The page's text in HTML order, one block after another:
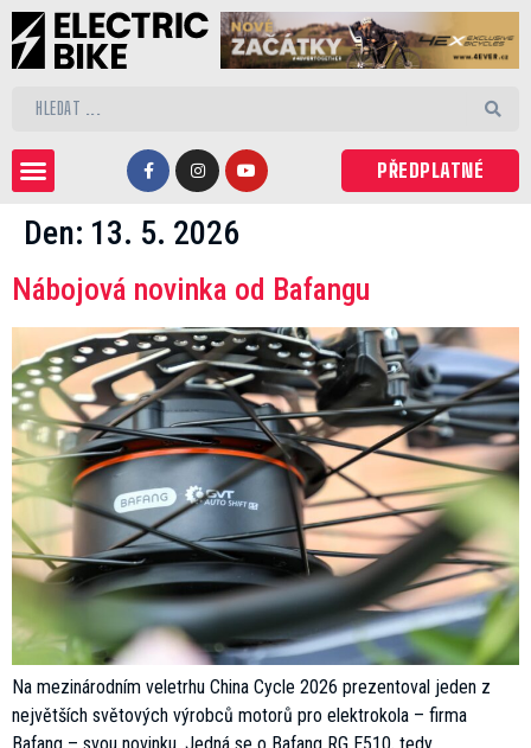
PŘEDPLATNÉ
Den: 13. 5. 2026
Nábojová novinka od Bafangu
Na mezinárodním veletrhu China Cycle 2026 prezentoval jeden z
největších světových výrobců motorů pro elektrokola – firma